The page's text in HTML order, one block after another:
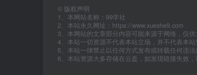
© 版权声明
1、本网站名称：99学社
2、本站永久网址：https://www.xueshe9.com
3、本网站的文章部分内容可能来源于网络，仅
4、本站一切资源不代表本站立场，并不代表本站
5、本站一律禁止以任何方式发布或转载任何违
6、本站资源大多存储在云盘，如发现链接失效，